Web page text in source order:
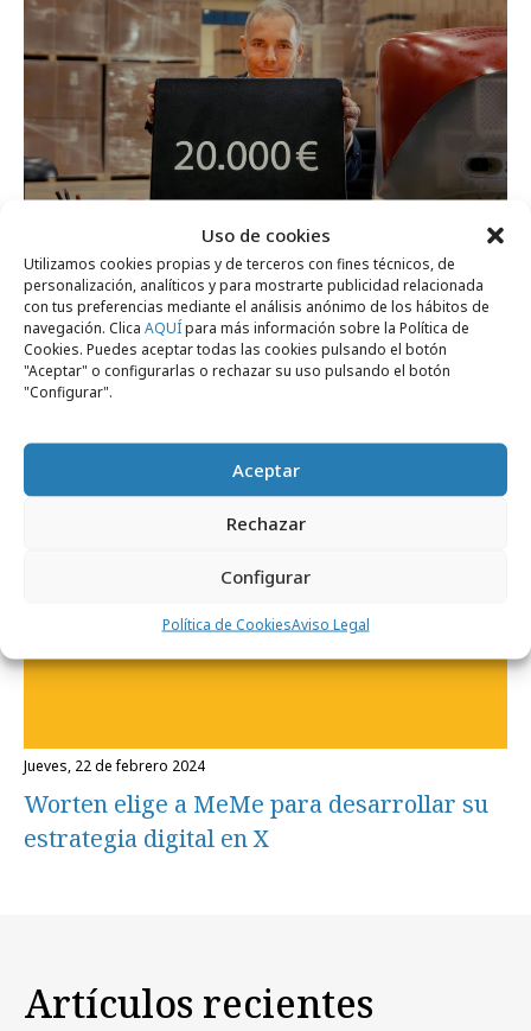
Uso de cookies
Utilizamos cookies propias y de terceros con fines técnicos, de
personalización, analíticos y para mostrarte publicidad relacionada
con tus preferencias mediante el análisis anónimo de los hábitos de
navegación. Clica AQUÍpara más información sobre la Política de
Cookies. Puedes aceptar todas las cookies pulsando el botón
"Aceptar" o configurarlas o rechazar su uso pulsando el botón
"Configurar".
Aceptar
Rechazar
Configurar
Política de CookiesAviso Legal
martes, 26 de noviembre 2024
Worten desmonta los falsos descuentos del
Black Friday
jueves, 22 de febrero 2024
Worten elige a MeMe para desarrollar su
estrategia digital en X
Artículos recientes